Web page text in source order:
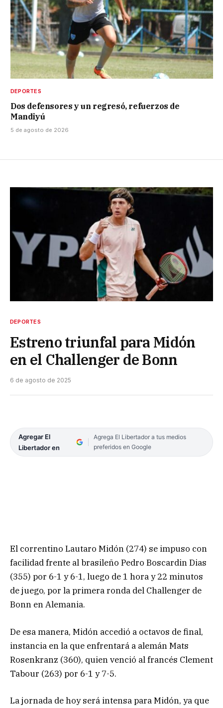
DEPORTES
Dos defensores y un regresó, refuerzos de
Mandiyú
5 de agosto de 2026
DEPORTES
Estreno triunfal para Midón
en el Challenger de Bonn
6 de agosto de 2025
Agregar El
Libertador en
Agrega El Libertador a tus medios
preferidos en Google
El correntino Lautaro Midón (274) se impuso con
facilidad frente al brasileño Pedro Boscardin Dias
(355) por 6-1 y 6-1, luego de 1 hora y 22 minutos
de juego, por la primera ronda del Challenger de
Bonn en Alemania.
De esa manera, Midón accedió a octavos de final,
instancia en la que enfrentará a alemán Mats
Rosenkranz (360), quien venció al francés Clement
Tabour (263) por 6-1 y 7-5.
La jornada de hoy será intensa para Midón, ya que